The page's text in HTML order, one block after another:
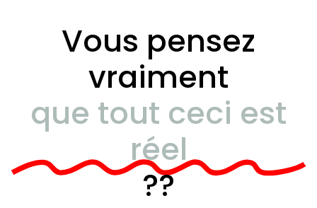
Vous pensez
vraiment
que tout ceci est
réel
??